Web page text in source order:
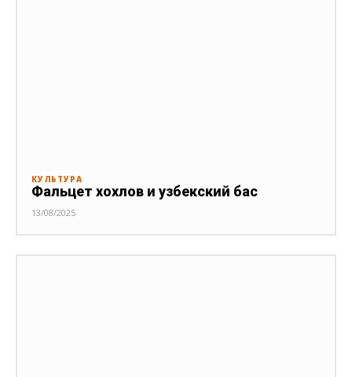
КУЛЬТУРА
Фальцет хохлов и узбекский бас
13/08/2025